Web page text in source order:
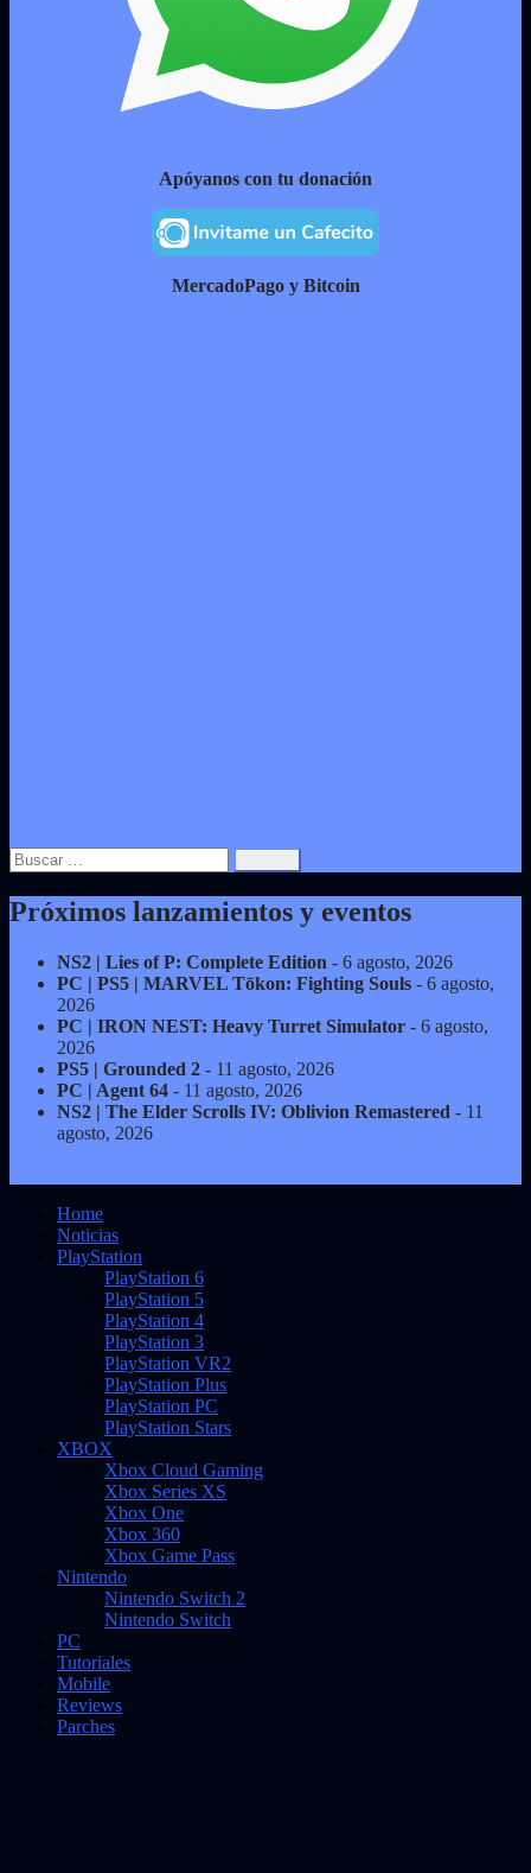
Apóyanos con tu donación
MercadoPago y Bitcoin
Buscar:
Próximos lanzamientos y eventos
NS2 | Lies of P: Complete Edition - 6 agosto, 2026
PC | PS5 | MARVEL Tōkon: Fighting Souls - 6 agosto,
2026
PC | IRON NEST: Heavy Turret Simulator - 6 agosto,
2026
PS5 | Grounded 2 - 11 agosto, 2026
PC | Agent 64 - 11 agosto, 2026
NS2 | The Elder Scrolls IV: Oblivion Remastered - 11
agosto, 2026
Home
Noticias
PlayStation
PlayStation 6
PlayStation 5
PlayStation 4
PlayStation 3
PlayStation VR2
PlayStation Plus
PlayStation PC
PlayStation Stars
XBOX
Xbox Cloud Gaming
Xbox Series XS
Xbox One
Xbox 360
Xbox Game Pass
Nintendo
Nintendo Switch 2
Nintendo Switch
PC
Tutoriales
Mobile
Reviews
Parches